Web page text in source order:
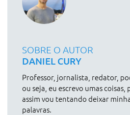
SOBRE O AUTOR
DANIEL CURY
Professor, jornalista, redator,
ou seja, eu escrevo umas
assim vou tentando deixar
palavras.